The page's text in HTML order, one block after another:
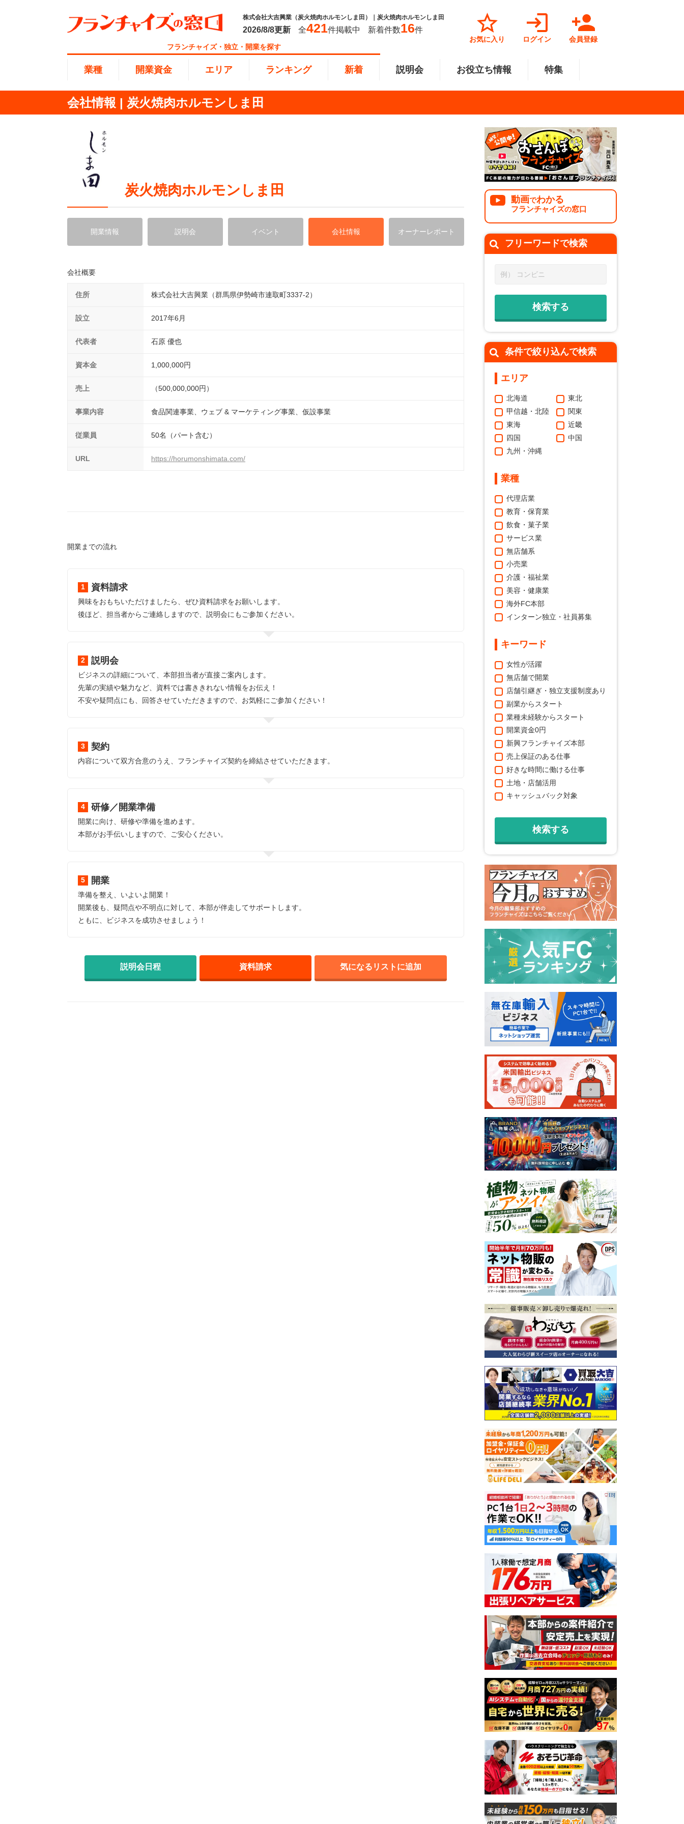
株式会社大吉興業（炭火焼肉ホルモンしま田）｜炭火焼肉ホルモンしま田
2026/8/8更新 全421件掲載中 新着件数16件
お気に入り ログイン
会員登録
フランチャイズ・独立・開業を探す
業種
業種
サービス業
美容・健康業
海外FC本部
開業資金
開業資金
301万円～500万円 501万円～1000万円
エリア
エリア
関東
中国
九州・沖縄
ランキング
ランキング
総合ランキング
リペアクリーニング
法人様オススメ
新着 説明会 お役立ち情報 特集
会社情報 | 炭火焼肉ホルモンしま田
炭火焼肉ホルモンしま田
開業情報 説明会 イベント 会社情報 オーナーレポート
会社概要
住所 株式会社大吉興業（群馬県伊勢崎市連取町3337-2）
設立 2017年6月
代表者 石原 優也
資本金 1,000,000円
売上 （500,000,000円）
事業内容 食品関連事業、ウェブ & マーケティング事業、仮設事業
従業員 50名（パート含む）
URL https://horumonshimata.com/
開業までの流れ
資料請求
興味をおもちいただけましたら、ぜひ資料請求をお願いします。
後ほど、担当者からご連絡しますので、説明会にもご参加ください。
説明会
ビジネスの詳細について、本部担当者が直接ご案内します。
先輩の実績や魅力など、資料では書ききれない情報をお伝え！
不安や疑問点にも、回答させていただきますので、お気軽にご参加ください！
契約
内容について双方合意のうえ、フランチャイズ契約を締結させていただきます。
研修／開業準備
開業に向け、研修や準備を進めます。
本部がお手伝いしますので、ご安心ください。
開業
準備を整え、いよいよ開業！
開業後も、疑問点や不明点に対して、本部が伴走してサポートします。
ともに、ビジネスを成功させましょう！
説明会日程 資料請求 気になるリストに追加
動画でわかる
フランチャイズの窓口
フリーワードで検索
条件で絞り込んで検索
エリア
北海道
東北
甲信越・北陸
関東
東海
近畿
四国
中国
九州・沖縄
業種
代理店業
教育・保育業
飲食・菓子業
サービス業
無店舗系
小売業
介護・福祉業
美容・健康業
海外FC本部
インターン独立・社員募集
キーワード
女性が活躍
無店舗で開業
店舗引継ぎ・独立支援制度あり
副業からスタート
業種未経験からスタート
開業資金0円
新興フランチャイズ本部
売上保証のある仕事
好きな時間に働ける仕事
土地・店舗活用
キャッシュバック対象